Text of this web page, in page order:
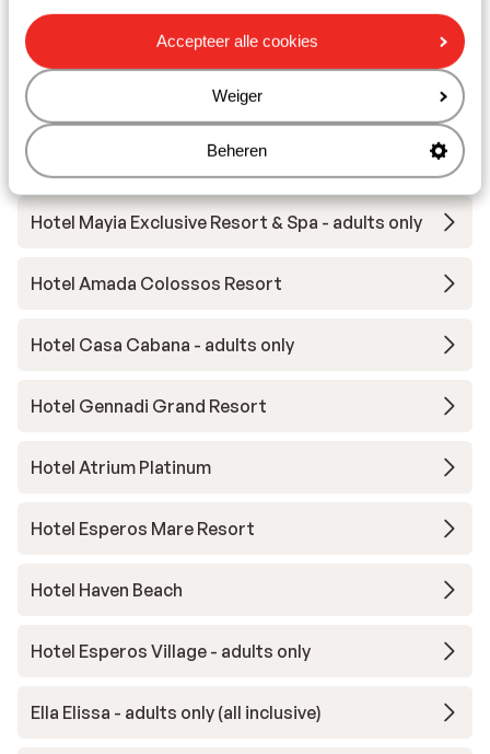
Accepteer alle cookies
Weiger
Beheren
Hotel Moscha - adults only
Hotel Sentido Port Royal Villas & Spa - adults only
Eleonas Boutique Hotel & Spa - adults only
Hotel Mayia Exclusive Resort & Spa - adults only
Hotel Amada Colossos Resort
Hotel Casa Cabana - adults only
Hotel Gennadi Grand Resort
Hotel Atrium Platinum
Hotel Esperos Mare Resort
Hotel Haven Beach
Hotel Esperos Village - adults only
Ella Elissa - adults only (all inclusive)